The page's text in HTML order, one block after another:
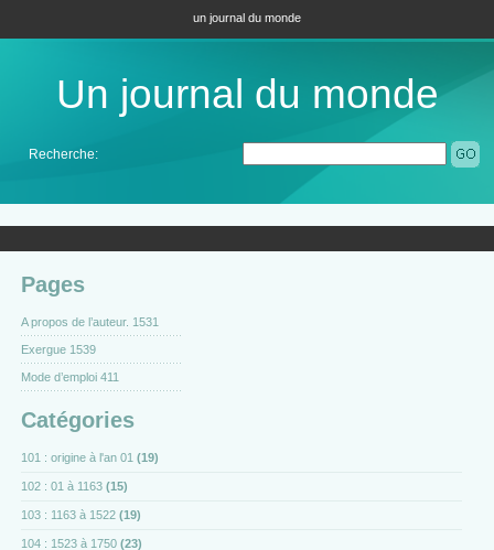
un journal du monde
Un journal du monde
Recherche:
Pages
A propos de l’auteur. 1531
Exergue 1539
Mode d’emploi 411
Catégories
101 : origine à l'an 01 (19)
102 : 01 à 1163 (15)
103 : 1163 à 1522 (19)
104 : 1523 à 1750 (23)